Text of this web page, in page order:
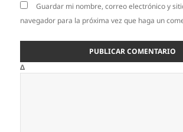
Guardar mi nombre, correo electrónico y
navegador para la próxima vez que haga un
Δ